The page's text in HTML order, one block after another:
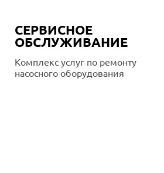
СЕРВИСНОЕ
ОБСЛУЖИВАНИЕ
Комплекс услуг по ремонту
насосного оборудования